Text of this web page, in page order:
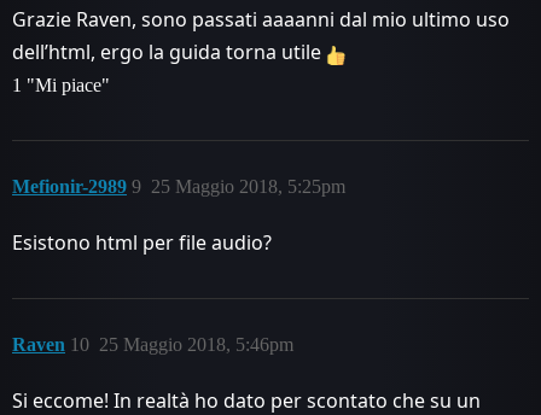
Grazie Raven, sono passati aaaanni dal mio ultimo uso
dell’html, ergo la guida torna utile
1 "Mi piace"
Mefionir-2989 25 Maggio 2018, 5:25pm
9
Esistono html per file audio?
Raven 25 Maggio 2018, 5:46pm
10
Si eccome! In realtà ho dato per scontato che su un